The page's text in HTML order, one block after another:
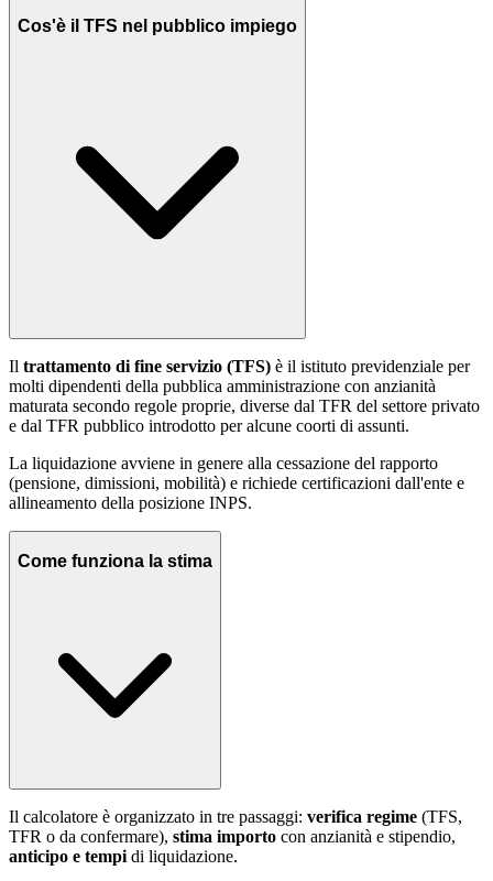
Cos'è il TFS nel pubblico impiego
Il trattamento di fine servizio (TFS) è il istituto previdenziale per
molti dipendenti della pubblica amministrazione con anzianità
maturata secondo regole proprie, diverse dal TFR del settore privato
e dal TFR pubblico introdotto per alcune coorti di assunti.
La liquidazione avviene in genere alla cessazione del rapporto
(pensione, dimissioni, mobilità) e richiede certificazioni dall'ente e
allineamento della posizione INPS.
Come funziona la stima
Il calcolatore è organizzato in tre passaggi: verifica regime (TFS,
TFR o da confermare), stima importo con anzianità e stipendio,
anticipo e tempi di liquidazione.